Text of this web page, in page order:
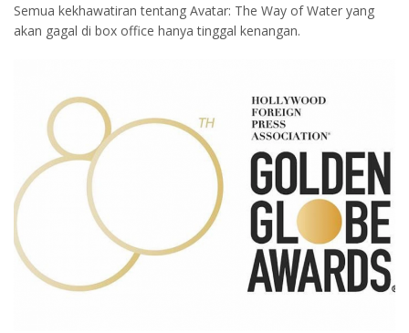
Semua kekhawatiran tentang Avatar: The Way of Water yang
akan gagal di box office hanya tinggal kenangan.